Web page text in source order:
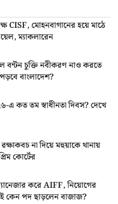
CISF, মোহনবাগানের হয়ে মাঠে
ম্যাকলারেন
বন্টন চুক্তি নবীকরণ নাও করতে
বাংলাদেশ?
এ কত তম স্বাধীনতা দিবস? দেখে
না দিয়ে মহুয়াকে থানায়
কোর্টের
করে AIFF, নিয়োগের
কেন পদ ছাড়লেন বাজাজ?